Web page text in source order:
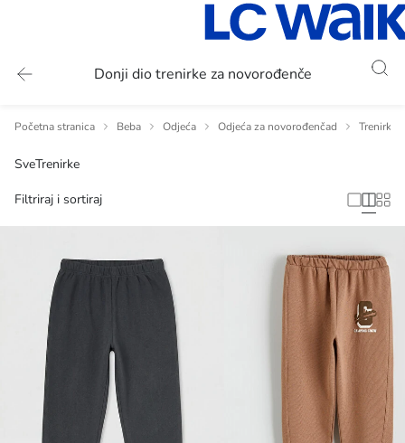
Donji dio trenirke za novorođenče
Početna stranica Beba Odjeća Odjeća za novorođenčad Trenirka
SveTrenirke
Filtriraj i sortiraj